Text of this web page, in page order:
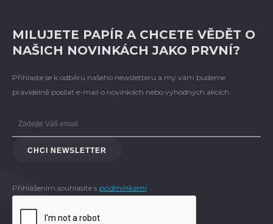
MILUJETE PAPÍR A CHCETE VĚDĚT O
NAŠICH NOVINKÁCH JAKO PRVNÍ?
Přihlaste se k odběru našeho newsletteru a my vám budeme
pravidelně posílat e-mail o novinkách nebo výhodných akcích.
CHCI NEWSLETTER
Přihlášením souhlasíte s podmínkami.